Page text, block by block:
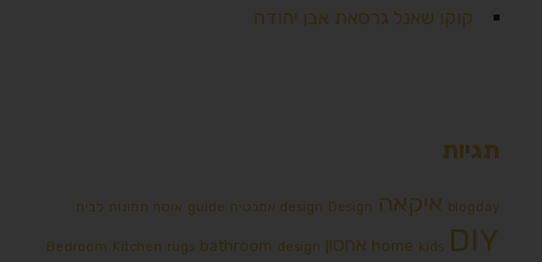
קוקו שאנל גרסאת אבן יהודה
תגיות
blogday איקאה design Design אמבטיה guide אוסף תמונות לבית
home kids DIY אחסון Bedroom Kitchen rugs bathroom design